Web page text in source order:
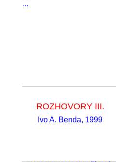
ROZHOVORY III.
Ivo A. Benda, 1999